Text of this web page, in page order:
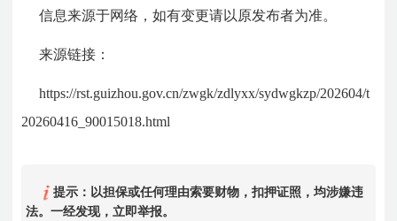
信息来源于网络，如有变更请以原发布者为准。
来源链接：
https://rst.guizhou.gov.cn/zwgk/zdlyxx/sydwgkzp/202604/t
20260416_90015018.html
提示：以担保或任何理由索要财物，扣押证照，均涉嫌违
法。一经发现，立即举报。